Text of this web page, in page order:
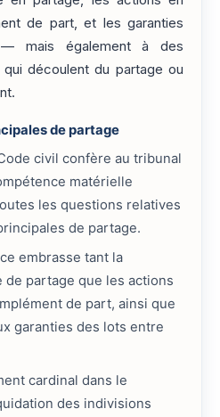
de part, et les garanties
— mais également à des
découlent du partage ou
de partage
civil confère au tribunal
matérielle
les questions relatives
de partage.
embrasse tant la
de partage que les actions
de part, ainsi que
garanties des lots entre
cardinal dans le
des indivisions